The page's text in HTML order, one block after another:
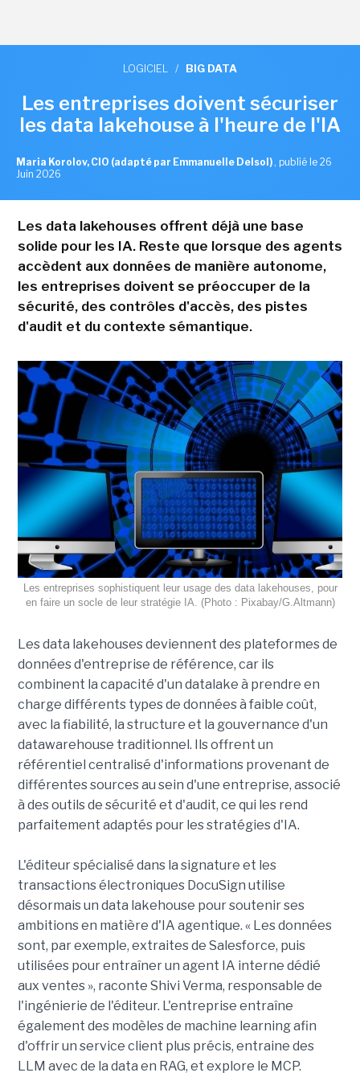
LOGICIEL / BIG DATA
Les entreprises doivent sécuriser
les data lakehouse à l'heure de l'IA
Maria Korolov, CIO (adapté par Emmanuelle Delsol) , publié le 26
Juin 2026
Les data lakehouses offrent déjà une base
solide pour les IA. Reste que lorsque des agents
accèdent aux données de manière autonome,
les entreprises doivent se préoccuper de la
sécurité, des contrôles d'accès, des pistes
d'audit et du contexte sémantique.
Les entreprises sophistiquent leur usage des data lakehouses, pour
en faire un socle de leur stratégie IA. (Photo : Pixabay/G.Altmann)
Les data lakehouses deviennent des plateformes de
données d'entreprise de référence, car ils
combinent la capacité d'un datalake à prendre en
charge différents types de données à faible coût,
avec la fiabilité, la structure et la gouvernance d'un
datawarehouse traditionnel. Ils offrent un
référentiel centralisé d'informations provenant de
différentes sources au sein d'une entreprise, associé
à des outils de sécurité et d'audit, ce qui les rend
parfaitement adaptés pour les stratégies d'IA.
L'éditeur spécialisé dans la signature et les
transactions électroniques DocuSign utilise
désormais un data lakehouse pour soutenir ses
ambitions en matière d'IA agentique. « Les données
sont, par exemple, extraites de Salesforce, puis
utilisées pour entraîner un agent IA interne dédié
aux ventes », raconte Shivi Verma, responsable de
l'ingénierie de l'éditeur. L'entreprise entraîne
également des modèles de machine learning afin
d'offrir un service client plus précis, entraine des
LLM avec de la data en RAG, et explore le MCP.